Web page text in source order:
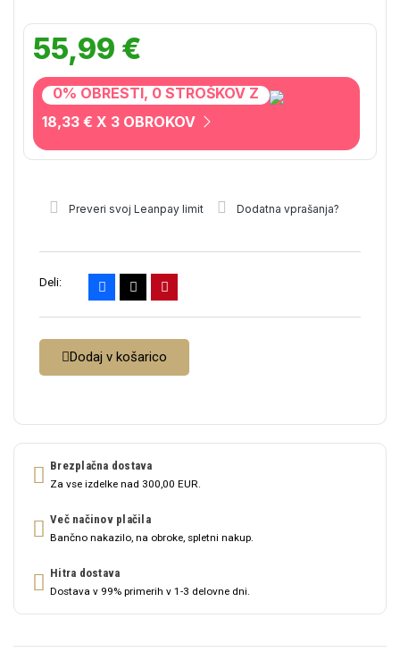
55,99 €
0% OBRESTI, 0 STROŠKOV Z
18,33 € X 3 OBROKOV
Preveri svoj Leanpay limit Dodatna vprašanja?
Deli:
Dodaj v košarico
Brezplačna dostava
Za vse izdelke nad 300,00 EUR.
Več načinov plačila
Bančno nakazilo, na obroke, spletni nakup.
Hitra dostava
Dostava v 99% primerih v 1-3 delovne dni.